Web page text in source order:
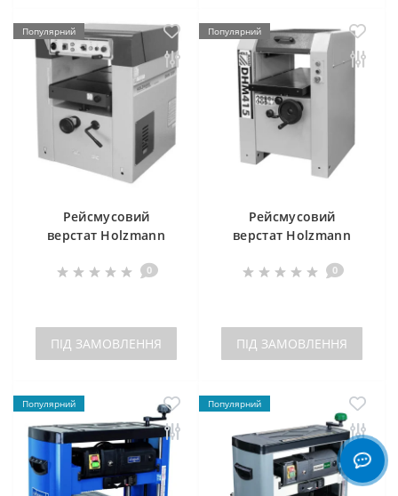
Популярний
Рейсмусовий
верстат Holzmann
0
ПІД ЗАМОВЛЕННЯ
Популярний
Рейсмусовий
верстат Holzmann
0
ПІД ЗАМОВЛЕННЯ
Популярний Популярний